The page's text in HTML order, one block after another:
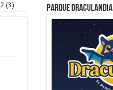
2 (3) Parque Draculandia